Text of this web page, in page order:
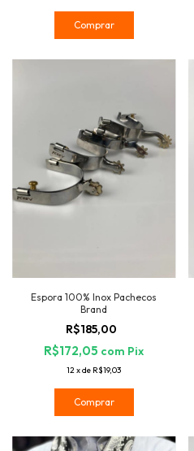
Comprar
Espora 100% Inox Pachecos
Brand
R$185,00
R$172,05 com Pix
12xde R$19,03
Comprar